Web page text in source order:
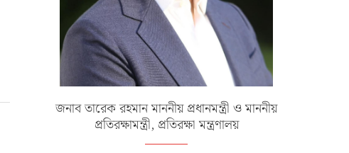
জনাব তারেক রহমান মাননীয় প্রধানমন্ত্রী ও মাননীয়
প্রতিরক্ষামন্ত্রী, প্রতিরক্ষা মন্ত্রণালয়